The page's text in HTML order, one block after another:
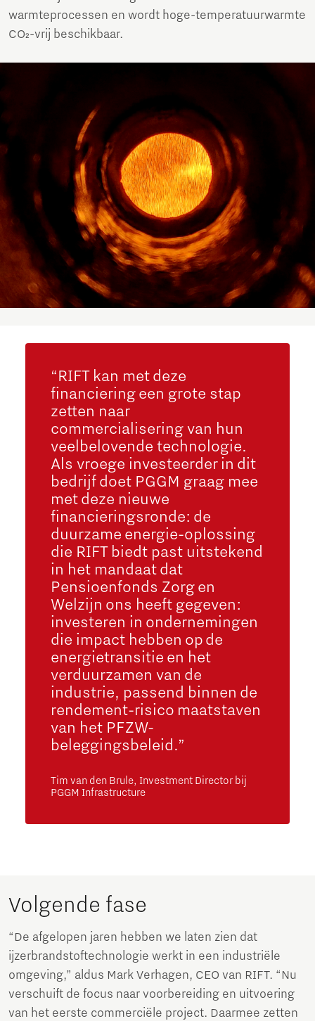
warmteprocessen en wordt hoge-temperatuurwarmte
CO₂-vrij beschikbaar.
“RIFT kan met deze
financiering een grote stap
zetten naar
commercialisering van hun
veelbelovende technologie.
Als vroege investeerder in dit
bedrijf doet PGGM graag mee
met deze nieuwe
financieringsronde: de
duurzame energie-oplossing
die RIFT biedt past uitstekend
in het mandaat dat
Pensioenfonds Zorg en
Welzijn ons heeft gegeven:
investeren in ondernemingen
die impact hebben op de
energietransitie en het
verduurzamen van de
industrie, passend binnen de
rendement-risico maatstaven
van het PFZW-
beleggingsbeleid.”
Tim van den Brule, Investment Director bij
PGGM Infrastructure
Volgende fase
“De afgelopen jaren hebben we laten zien dat
ijzerbrandstoftechnologie werkt in een industriële
omgeving,” aldus Mark Verhagen, CEO van RIFT. “Nu
verschuift de focus naar voorbereiding en uitvoering
van het eerste commerciële project. Daarmee zetten